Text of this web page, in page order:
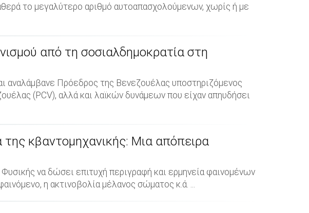
το μεγαλύτερο αριθμό αυτοαπασχολούμενων, χωρίς ή με
από τη σοσιαλδημοκρατία στη
αναλάμβανε Πρόεδρος της Βενεζουέλας υποστηριζόμενος
(PCV), αλλά και λαϊκών δυνάμεων που είχαν απηυδήσει
της κβαντομηχανικής: Μια απόπειρα
να δώσει επιτυχή περιγραφή και ερμηνεία φαινομένων
η ακτινοβολία μέλανος σώματος κ.ά. ...